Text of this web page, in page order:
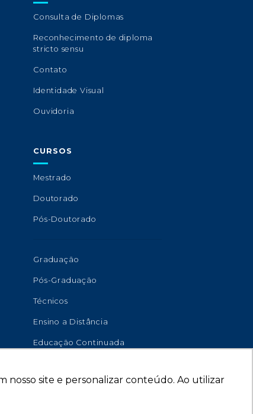
nosso site e personalizar conteúdo. Ao utilizar
Consulta de Diplomas
Reconhecimento de diploma
stricto sensu
Contato
Identidade Visual
Ouvidoria
CURSOS
Mestrado
Doutorado
Pós-Doutorado
Graduação
Pós-Graduação
Técnicos
Ensino a Distância
Educação Continuada